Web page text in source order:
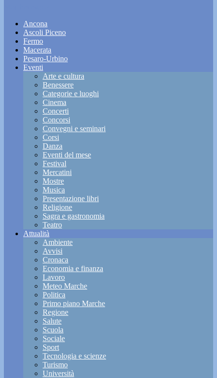
Ancona
Ascoli Piceno
Fermo
Macerata
Pesaro-Urbino
Eventi
Arte e cultura
Benessere
Categorie e luoghi
Cinema
Concerti
Concorsi
Convegni e seminari
Corsi
Danza
Eventi del mese
Festival
Mercatini
Mostre
Musica
Presentazione libri
Religione
Sagra e gastronomia
Teatro
Attualità
Ambiente
Avvisi
Cronaca
Economia e finanza
Lavoro
Meteo Marche
Politica
Primo piano Marche
Regione
Salute
Scuola
Sociale
Sport
Tecnologia e scienze
Turismo
Università